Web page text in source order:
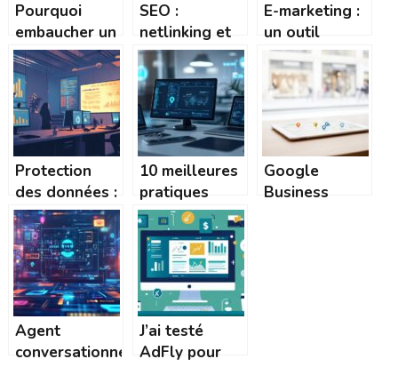
Pourquoi
embaucher un
hacker white
hat pour votre
site
WordPress
avant de
configurer vos
sauvegardes ?
SEO :
netlinking et
optimisation
au service de
l’expérience
utilisateur
E-marketing :
un outil
indispensable
pour la
réussite d’un
site web et
votre
réputation en
ligne
Protection
des données :
Home – Le
magazine du
web,
marketing,
business et
startup guide
les
entrepreneurs
10 meilleures
pratiques
OWASP pour
sécuriser
votre
développement
web et mobile
Google
Business
Agent
conversationnel
J’ai testé
AdFly pour